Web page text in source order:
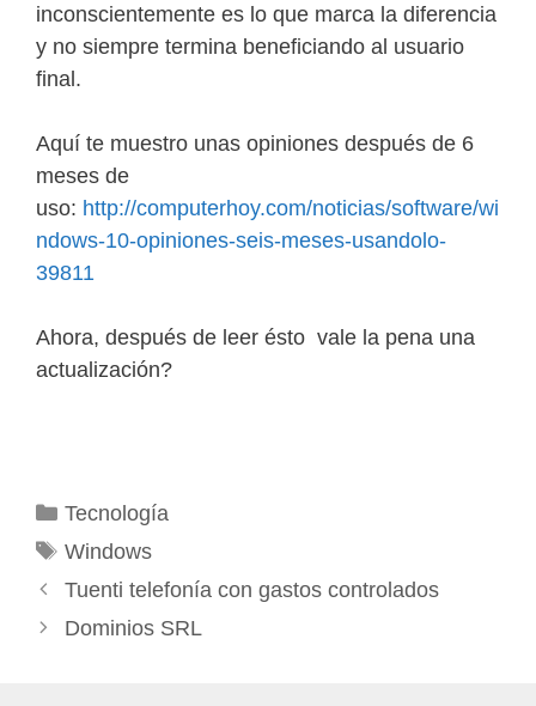
inconscientemente es lo que marca la diferencia
y no siempre termina beneficiando al usuario
final.
Aquí te muestro unas opiniones después de 6
meses de
uso: http://computerhoy.com/noticias/software/wi
ndows-10-opiniones-seis-meses-usandolo-
39811
Ahora, después de leer ésto vale la pena una
actualización?
Categorías
Tecnología
Etiquetas
Windows
Tuenti telefonía con gastos controlados
Dominios SRL